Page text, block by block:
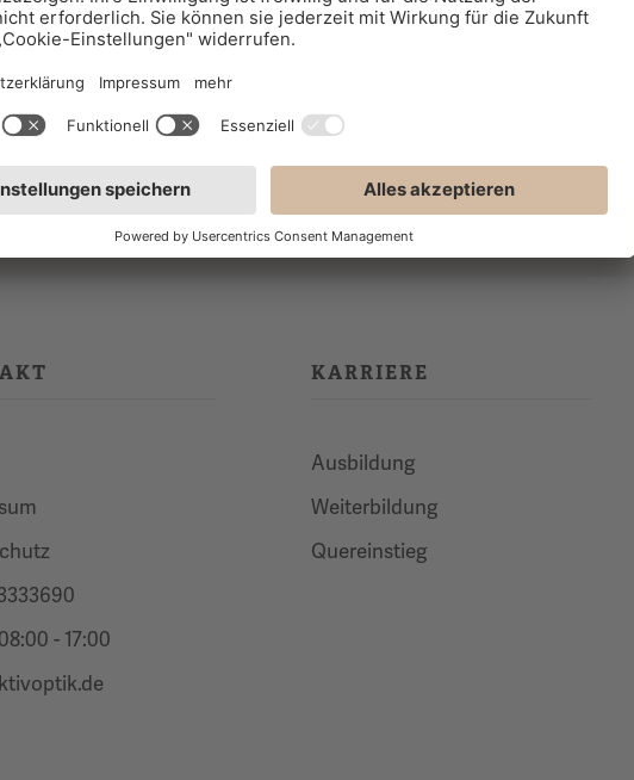
- 17:00
KARRIERE
Ausbildung
Weiterbildung
Quereinstieg